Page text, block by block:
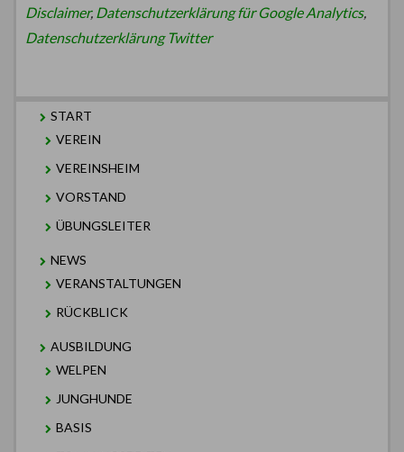
Disclaimer, Datenschutzerklärung für Google Analytics,
Datenschutzerklärung Twitter
START
VEREIN
VEREINSHEIM
VORSTAND
ÜBUNGSLEITER
NEWS
VERANSTALTUNGEN
RÜCKBLICK
AUSBILDUNG
WELPEN
JUNGHUNDE
BASIS